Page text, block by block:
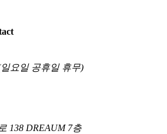
일요일 공휴일 휴무)
138 DREAUM 7층